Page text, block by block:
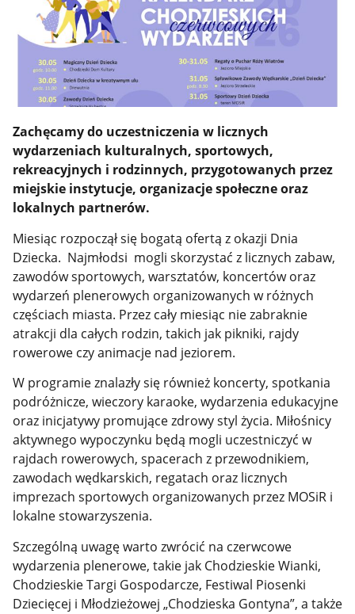
Zachęcamy do uczestniczenia w licznych
wydarzeniach kulturalnych, sportowych,
rekreacyjnych i rodzinnych, przygotowanych przez
miejskie instytucje, organizacje społeczne oraz
lokalnych partnerów.
Miesiąc rozpoczął się bogatą ofertą z okazji Dnia
Dziecka. Najmłodsi mogli skorzystać z licznych zabaw,
zawodów sportowych, warsztatów, koncertów oraz
wydarzeń plenerowych organizowanych w różnych
częściach miasta. Przez cały miesiąc nie zabraknie
atrakcji dla całych rodzin, takich jak pikniki, rajdy
rowerowe czy animacje nad jeziorem.
W programie znalazły się również koncerty, spotkania
podróżnicze, wieczory karaoke, wydarzenia edukacyjne
oraz inicjatywy promujące zdrowy styl życia. Miłośnicy
aktywnego wypoczynku będą mogli uczestniczyć w
rajdach rowerowych, spacerach z przewodnikiem,
zawodach wędkarskich, regatach oraz licznych
imprezach sportowych organizowanych przez MOSiR i
lokalne stowarzyszenia.
Szczególną uwagę warto zwrócić na czerwcowe
wydarzenia plenerowe, takie jak Chodzieskie Wianki,
Chodzieskie Targi Gospodarcze, Festiwal Piosenki
Dziecięcej i Młodzieżowej „Chodzieska Gontyna”, a także